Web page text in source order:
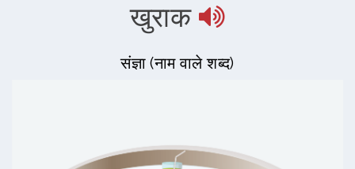
खुराक
संज्ञा (नाम वाले शब्द)